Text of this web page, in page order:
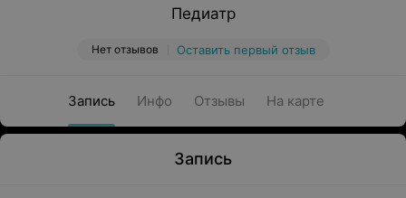
Педиатр
Нет отзывов Оставить первый отзыв
Запись Инфо Отзывы На карте
Запись